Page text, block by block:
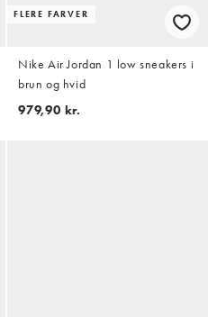
FLERE FARVER
Nike Air Jordan 1 low sneakers i
brun og hvid
979,90 kr.